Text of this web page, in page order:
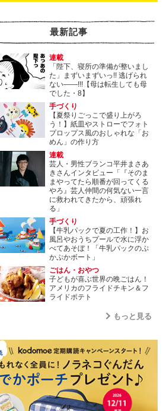
最新記事
連載
「陛下、寝所の準備が整いまし
た」まずいまずいっ!! 逃げられ
ない――!!!【母は転生しても母
でした・8】
手づくり
【夏祭りごっこで盛り上がろ
う！】紙皿やストローでフォト
プロップス風のおしゃれな「お
めん」の作り方
連載
芸人・男性ブランコ平井まさあ
きさんインタビュー「『そのま
まやってたら順番が回ってくる
やろ』芸人仲間の何気ない一言
に救われてきたから、頑張れ
る」
手づくり
【牛乳パックで夏の工作！】お
風呂やおうちプールで水に浮か
べてあそぼ！「牛乳パックのぷ
かぷかボート」
ごはん・おやつ
子どもが喜ぶ世界の晩ごはん！
アメリカのフライドチキン＆フ
ライドポテト
もっと見る